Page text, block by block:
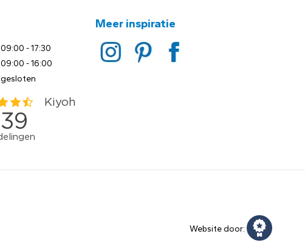
09:00 - 17:30
09:00 - 16:00
gesloten
Meer inspiratie
Website door: